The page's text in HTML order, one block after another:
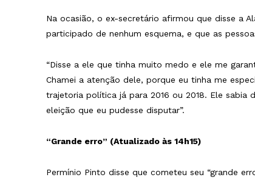
Na ocasião, o ex-secretário afirmou que disse a
participado de nenhum esquema, e que as
“Disse a ele que tinha muito medo e ele me
Chamei a atenção dele, porque eu tinha me
trajetoria política já para 2016 ou 2018. Ele
eleição que eu pudesse disputar”.
“Grande erro” (Atualizado às 14h15)
Permínio Pinto disse que cometeu seu “grande